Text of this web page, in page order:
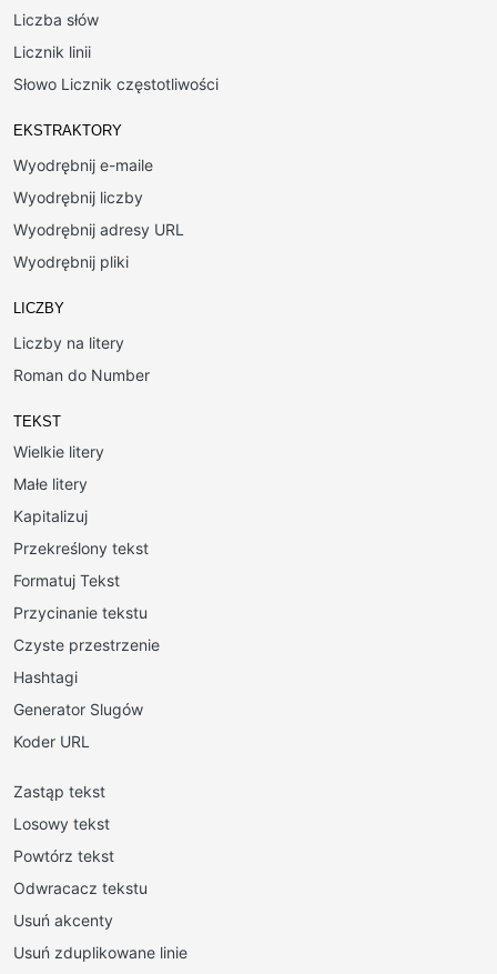
Liczba słów
Licznik linii
Słowo Licznik częstotliwości
EKSTRAKTORY
Wyodrębnij e-maile
Wyodrębnij liczby
Wyodrębnij adresy URL
Wyodrębnij pliki
LICZBY
Liczby na litery
Roman do Number
TEKST
Wielkie litery
Małe litery
Kapitalizuj
Przekreślony tekst
Formatuj Tekst
Przycinanie tekstu
Czyste przestrzenie
Hashtagi
Generator Slugów
Koder URL
Zastąp tekst
Losowy tekst
Powtórz tekst
Odwracacz tekstu
Usuń akcenty
Usuń zduplikowane linie